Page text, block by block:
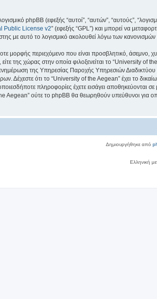
phpBB (εφεξής “αυτοί”, “αυτών”, “αυτούς”,
Public License v2” (εφεξής “GPL”) και μπορεί να
με αυτό το λογισμικό ακολουθεί λόγω των
μορφής περιεχόμενο που είναι προσβλητικό, άσεμνο,
της χώρας στην οποία φιλοξενείται το “University of
της Υπηρεσίας Παροχής Υπηρεσιών
Δέχεστε ότι το “University of the Aegean” έχει το
οποιεσδήποτε πληροφορίες έχετε εισάγει
Aegean” ούτε το phpBB θα θεωρηθούν υπεύθυνοι για
Δημιουργήθηκε από
Ελληνική